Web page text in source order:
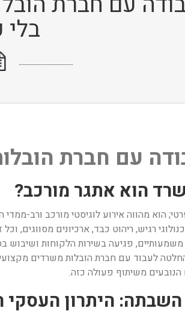
עם חברת
הוא אתגר מורכב?
הוא מהווה אירוע לוגיסטי מורכב ורב-
פגיעה בשירות הלקוחות ושיבוש
לעבוד עם חברת הובלות משרדים
הנובעים משיתוף פעולה כזה.
השבתה: היתרון העסקי